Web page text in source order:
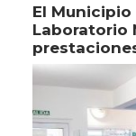
El
Laboratorio